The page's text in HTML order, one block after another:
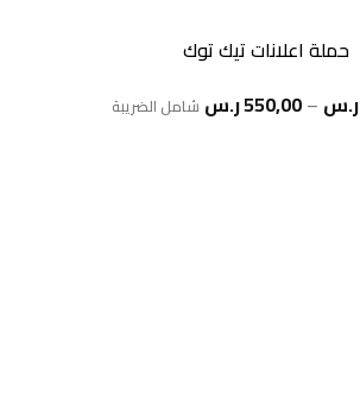
حملة اعلانات تيك توك
ر.س –
550,00ر.س نطاق
السعر:
شامل الضريبة